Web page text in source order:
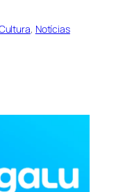
, Notícias